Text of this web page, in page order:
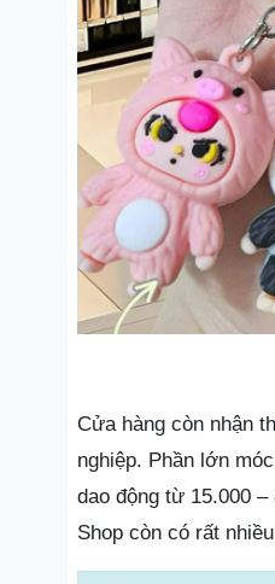
Cửa hàng còn nhận
nghiệp. Phần lớn
dao động từ 15.000
Shop còn có rất